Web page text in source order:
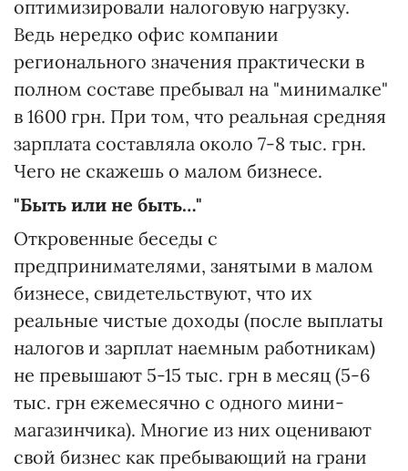
оптимизировали налоговую нагрузку.
Ведь нередко офис компании
регионального значения практически в
полном составе пребывал на "минималке"
в 1600 грн. При том, что реальная средняя
зарплата составляла около 7-8 тыс. грн.
Чего не скажешь о малом бизнесе.
"Быть или не быть…"
Откровенные беседы с
предпринимателями, занятыми в малом
бизнесе, свидетельствуют, что их
реальные чистые доходы (после выплаты
налогов и зарплат наемным работникам)
не превышают 5-15 тыс. грн в месяц (5-6
тыс. грн ежемесячно с одного мини-
магазинчика). Многие из них оценивают
свой бизнес как пребывающий на грани